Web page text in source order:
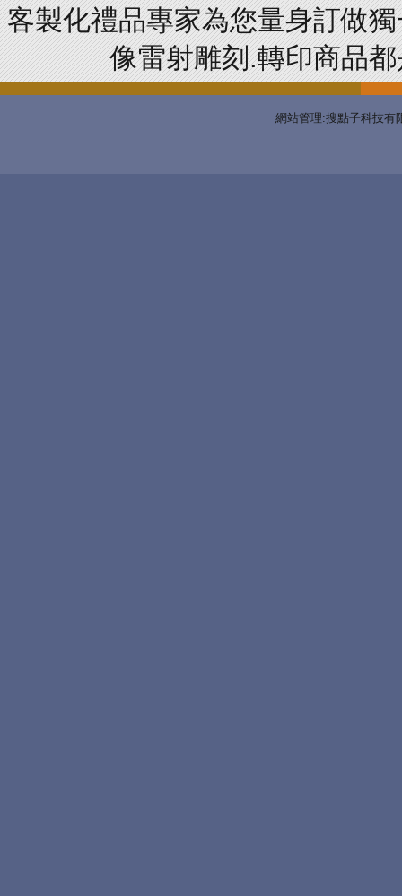
客製化禮品專家為您量身訂做
像雷射雕刻.轉印商品
網站管理:搜點子科技有